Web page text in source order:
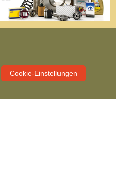
Cookie-Einstellungen